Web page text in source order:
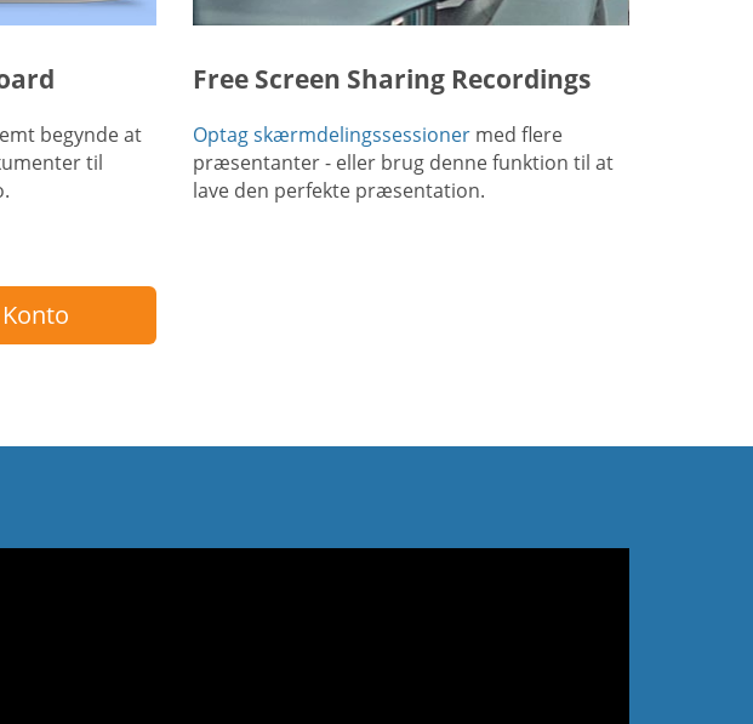
begynde at
til
Free Screen Sharing Recordings
Optag skærmdelingssessioner med flere
præsentanter - eller brug denne funktion til at
lave den perfekte præsentation.